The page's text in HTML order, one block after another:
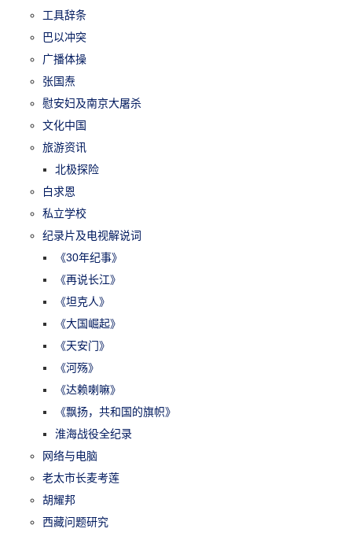
工具辞条
巴以冲突
广播体操
张国焘
慰安妇及南京大屠杀
文化中国
旅游资讯
北极探险
白求恩
私立学校
纪录片及电视解说词
《30年纪事》
《再说长江》
《坦克人》
《大国崛起》
《天安门》
《河殇》
《达赖喇嘛》
《飘扬，共和国的旗帜》
淮海战役全纪录
网络与电脑
老太市长麦考莲
胡耀邦
西藏问题研究